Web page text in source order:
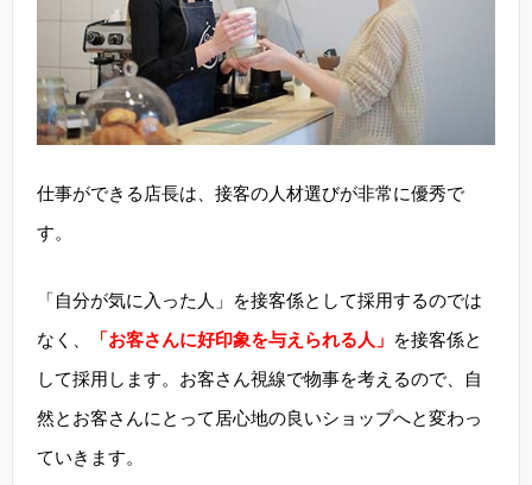
仕事ができる店長は、接客の人材選びが非常に優秀で
す。
「自分が気に入った人」を接客係として採用するのでは
なく、
「お客さんに好印象を与えられる人」 を接客係と
して採用します。お客さん視線で物事を考えるので、自
然とお客さんにとって居心地の良いショップへと変わっ
ていきます。